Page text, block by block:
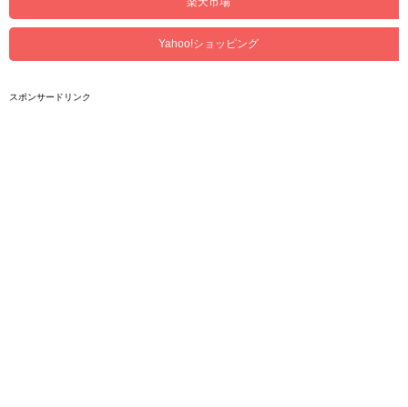
Yahoo!ショッピング
スポンサードリンク